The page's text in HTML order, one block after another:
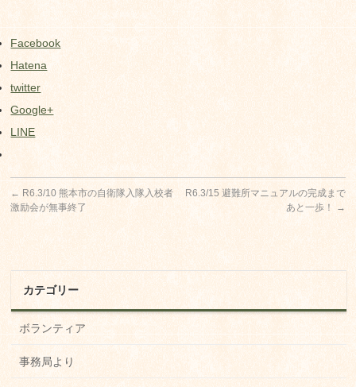
Facebook
Hatena
twitter
Google+
LINE
← R6.3/10 熊本市の自衛隊入隊入校者
激励会が無事終了
R6.3/15 避難所マニュアルの完成まで
あと一歩！
→
カテゴリー
ボランティア
事務局より